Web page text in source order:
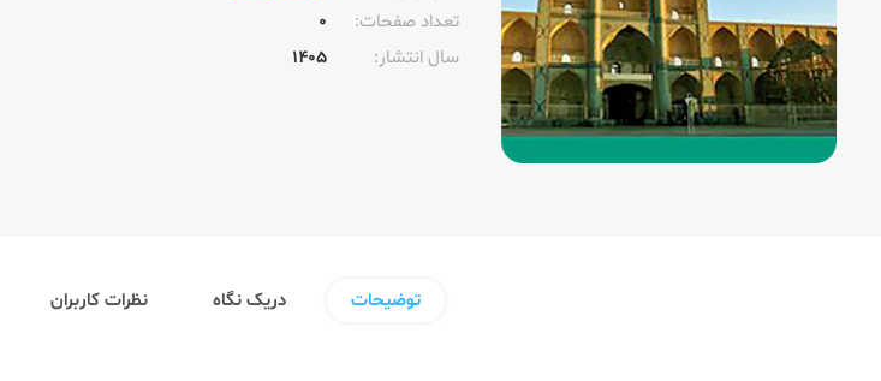
تعداد صفحات:‌
0
سال انتشار:‌
1405
توضیحات دریک نگاه نظرات کاربران